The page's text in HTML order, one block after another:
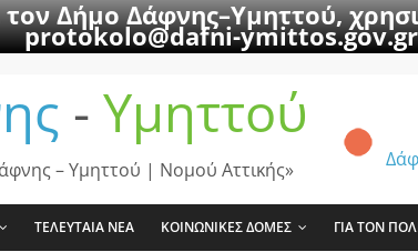
τον Δήμο Δάφνης–Υμηττού,
protokolo@dafni-ymittos.gov.gr
- Υμηττού
– Υμηττού | Νομού Αττικής»
ΤΕΛΕΥΤΑΙΑ ΝΕΑ ΚΟΙΝΩΝΙΚΕΣ ΔΟΜΕΣ ΓΙΑ ΤΟΝ